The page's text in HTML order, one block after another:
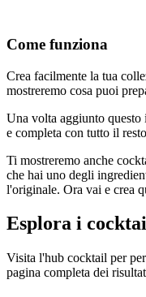
Come funziona
Crea facilmente la tua
mostreremo cosa puoi
Una volta aggiunto questo
e completa con tutto il
Ti mostreremo anche
che hai uno degli
l'originale. Ora vai e crea
Esplora i
Visita l'hub cocktail per
pagina completa dei